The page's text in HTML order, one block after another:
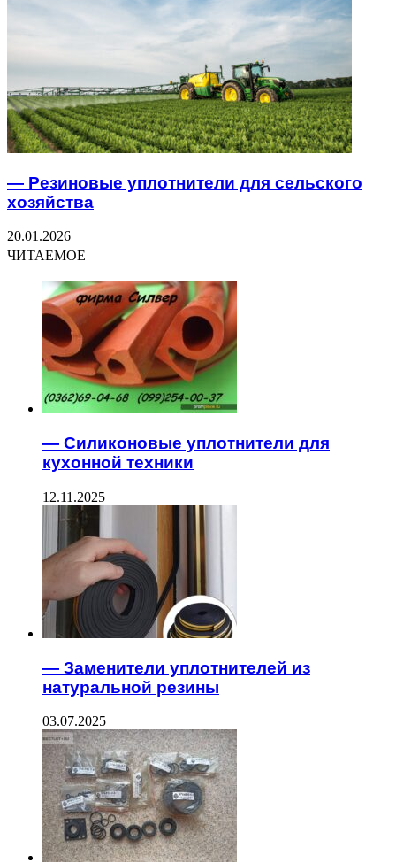
— Резиновые уплотнители для сельского
хозяйства
20.01.2026
ЧИТАЕМОЕ
— Силиконовые уплотнители для
кухонной техники
12.11.2025
— Заменители уплотнителей из
натуральной резины
03.07.2025